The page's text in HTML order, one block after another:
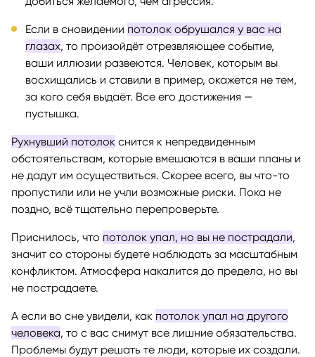
Если в сновидении потолок обрушался у вас на
глазах, то произойдёт отрезвляющее событие,
ваши иллюзии развеются. Человек, которым вы
восхищались и ставили в пример, окажется не тем,
за кого себя выдаёт. Все его достижения —
пустышка.
Рухнувший потолок снится к непредвиденным
обстоятельствам, которые вмешаются в ваши планы и
не дадут им осуществиться. Скорее всего, вы что-то
пропустили или не учли возможные риски. Пока не
поздно, всё тщательно перепроверьте.
Приснилось, что потолок упал, но вы не пострадали,
значит со стороны будете наблюдать за масштабным
конфликтом. Атмосфера накалится до предела, но вы
не пострадаете.
А если во сне увидели, как потолок упал на другого
человека, то с вас снимут все лишние обязательства.
Проблемы будут решать те люди, которые их создали.